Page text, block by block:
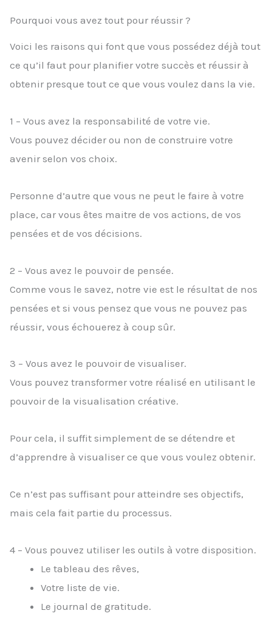
Pourquoi vous avez tout pour réussir ?
Voici les raisons qui font que vous possédez déjà tout
ce qu’il faut pour planifier votre succès et réussir à
obtenir presque tout ce que vous voulez dans la vie.
1 – Vous avez la responsabilité de votre vie.
Vous pouvez décider ou non de construire votre
avenir selon vos choix.
Personne d’autre que vous ne peut le faire à votre
place, car vous êtes maitre de vos actions, de vos
pensées et de vos décisions.
2 – Vous avez le pouvoir de pensée.
Comme vous le savez, notre vie est le résultat de nos
pensées et si vous pensez que vous ne pouvez pas
réussir, vous échouerez à coup sûr.
3 – Vous avez le pouvoir de visualiser.
Vous pouvez transformer votre réalisé en utilisant le
pouvoir de la visualisation créative.
Pour cela, il suffit simplement de se détendre et
d’apprendre à visualiser ce que vous voulez obtenir.
Ce n’est pas suffisant pour atteindre ses objectifs,
mais cela fait partie du processus.
4 – Vous pouvez utiliser les outils à votre disposition.
Le tableau des rêves,
Votre liste de vie.
Le journal de gratitude.